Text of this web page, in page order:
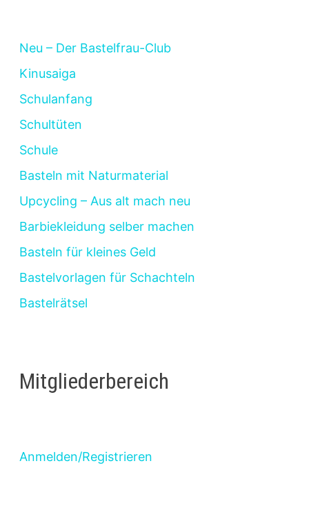
Neu – Der Bastelfrau-Club
Kinusaiga
Schulanfang
Schultüten
Schule
Basteln mit Naturmaterial
Upcycling – Aus alt mach neu
Barbiekleidung selber machen
Basteln für kleines Geld
Bastelvorlagen für Schachteln
Bastelrätsel
Mitgliederbereich
Anmelden/Registrieren